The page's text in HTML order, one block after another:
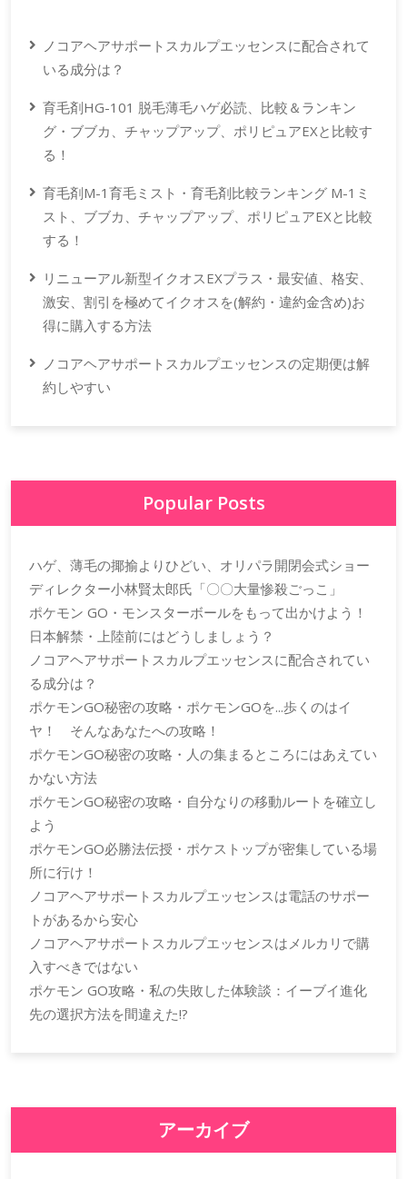
ノコアヘアサポートスカルプエッセンスに配合されて
いる成分は？
育毛剤HG-101 脱毛薄毛ハゲ必読、比較＆ランキン
グ・ブブカ、チャップアップ、ポリピュアEXと比較す
る！
育毛剤M-1育毛ミスト・育毛剤比較ランキング M-1ミ
スト、ブブカ、チャップアップ、ポリピュアEXと比較
する！
リニューアル新型イクオスEXプラス・最安値、格安、
激安、割引を極めてイクオスを(解約・違約金含め)お
得に購入する方法
ノコアヘアサポートスカルプエッセンスの定期便は解
約しやすい
Popular Posts
ハゲ、薄毛の揶揄よりひどい、オリパラ開閉会式ショー
ディレクター小林賢太郎氏「〇〇大量惨殺ごっこ」
ポケモン GO・モンスターボールをもって出かけよう！
日本解禁・上陸前にはどうしましょう？
ノコアヘアサポートスカルプエッセンスに配合されてい
る成分は？
ポケモンGO秘密の攻略・ポケモンGOを...歩くのはイ
ヤ！ そんなあなたへの攻略！
ポケモンGO秘密の攻略・人の集まるところにはあえてい
かない方法
ポケモンGO秘密の攻略・自分なりの移動ルートを確立し
よう
ポケモンGO必勝法伝授・ポケストップが密集している場
所に行け！
ノコアヘアサポートスカルプエッセンスは電話のサポー
トがあるから安心
ノコアヘアサポートスカルプエッセンスはメルカリで購
入すべきではない
ポケモン GO攻略・私の失敗した体験談：イーブイ進化
先の選択方法を間違えた!?
アーカイブ